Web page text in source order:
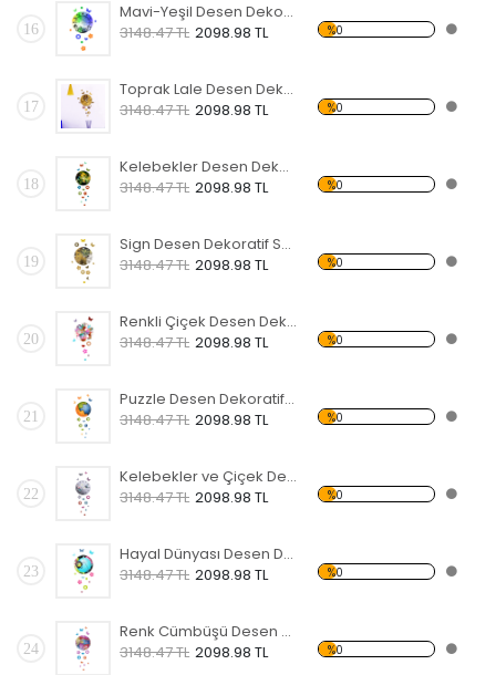
16
Mavi-Yeşil Desen Dekoratif Saat
3148.47 TL 2098.98 TL %0
17
Toprak Lale Desen Dekoratif Saat
3148.47 TL 2098.98 TL %0
18
Kelebekler Desen Dekoratif Saat
3148.47 TL 2098.98 TL %0
19
Sign Desen Dekoratif Saat
3148.47 TL 2098.98 TL %0
20
Renkli Çiçek Desen Dekoratif Saat
3148.47 TL 2098.98 TL %0
21
Puzzle Desen Dekoratif Saat
3148.47 TL 2098.98 TL %0
22
Kelebekler ve Çiçek Desen Dekoratif Saat
3148.47 TL 2098.98 TL %0
23
Hayal Dünyası Desen Dekoratif Saat
3148.47 TL 2098.98 TL %0
24
Renk Cümbüşü Desen Dekoratif Saat
3148.47 TL 2098.98 TL %0